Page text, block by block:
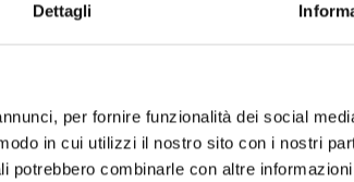
Dettagli
per fornire funzionalità dei social
in cui utilizzi il nostro sito con i nostri
potrebbero combinarle con altre
- pag 1/2 « 1 2 »